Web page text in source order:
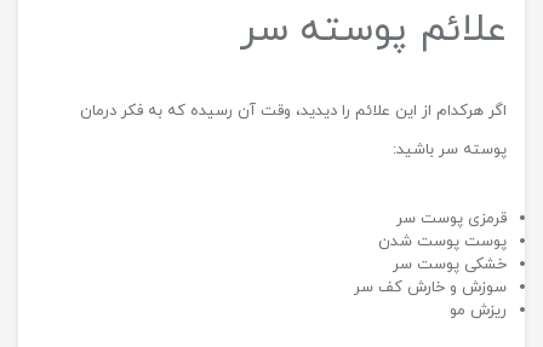
علائم پوسته سر
اگر هرکدام از این علائم را دیدید، وقت آن رسیده که به فکر درمان
پوسته سر باشید:
قرمزی پوست سر
پوست پوست شدن
خشکی پوست سر
سوزش و خارش کف سر
ریزش مو